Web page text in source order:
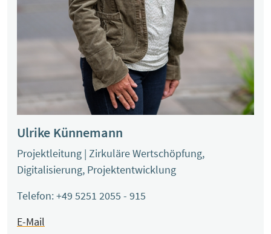
Ulrike Künnemann
Projektleitung | Zirkuläre Wertschöpfung,
Digitalisierung, Projektentwicklung
Telefon: +49 5251 2055 - 915
E-Mail